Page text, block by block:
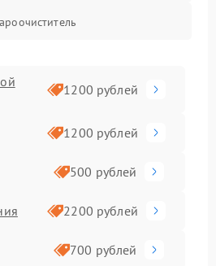
1200 рублей
1200 рублей
500 рублей
2200 рублей
700 рублей